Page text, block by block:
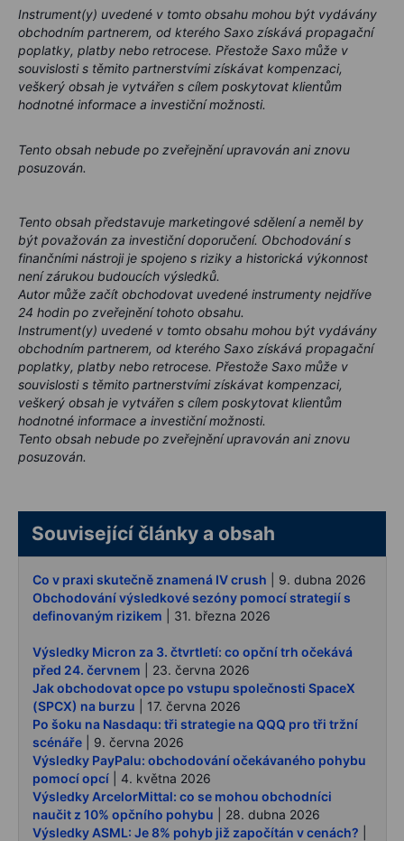
Instrument(y) uvedené v tomto obsahu mohou být vydávány
obchodním partnerem, od kterého Saxo získává propagační
poplatky, platby nebo retrocese. Přestože Saxo může v
souvislosti s těmito partnerstvími získávat kompenzaci,
veškerý obsah je vytvářen s cílem poskytovat klientům
hodnotné informace a investiční možnosti.
Tento obsah nebude po zveřejnění upravován ani znovu
posuzován.
Tento obsah představuje marketingové sdělení a neměl by
být považován za investiční doporučení. Obchodování s
finančními nástroji je spojeno s riziky a historická výkonnost
není zárukou budoucích výsledků.
Autor může začít obchodovat uvedené instrumenty nejdříve
24 hodin po zveřejnění tohoto obsahu.
Instrument(y) uvedené v tomto obsahu mohou být vydávány
obchodním partnerem, od kterého Saxo získává propagační
poplatky, platby nebo retrocese. Přestože Saxo může v
souvislosti s těmito partnerstvími získávat kompenzaci,
veškerý obsah je vytvářen s cílem poskytovat klientům
hodnotné informace a investiční možnosti.
Tento obsah nebude po zveřejnění upravován ani znovu
posuzován.
Související články a obsah
Co v praxi skutečně znamená IV crush | 9. dubna 2026
Obchodování výsledkové sezóny pomocí strategií s
definovaným rizikem | 31. března 2026
Výsledky Micron za 3. čtvrtletí: co opční trh očekává
před 24. červnem | 23. června 2026
Jak obchodovat opce po vstupu společnosti SpaceX
(SPCX) na burzu | 17. června 2026
Po šoku na Nasdaqu: tři strategie na QQQ pro tři tržní
scénáře | 9. června 2026
Výsledky PayPalu: obchodování očekávaného pohybu
pomocí opcí | 4. května 2026
Výsledky ArcelorMittal: co se mohou obchodníci
naučit z 10% opčního pohybu | 28. dubna 2026
Výsledky ASML: Je 8% pohyb již započítán v cenách?